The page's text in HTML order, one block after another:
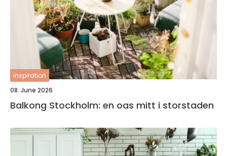
inspiration
08. June 2026
Balkong Stockholm: en oas mitt i storstaden